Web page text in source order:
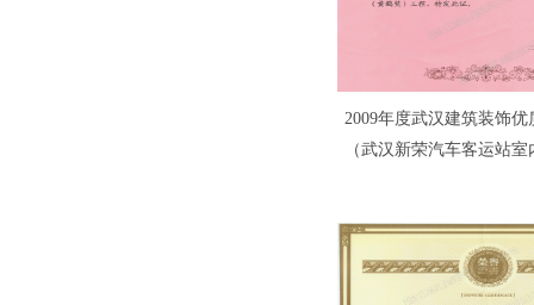
2009年度武汉建筑装饰
（武汉新荣汽车客运站